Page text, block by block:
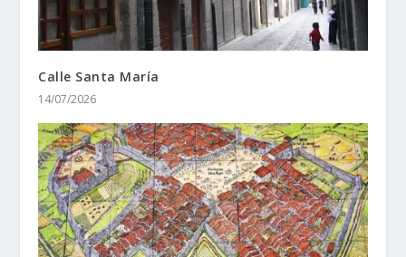
Calle Santa Marí­a
14/07/2026